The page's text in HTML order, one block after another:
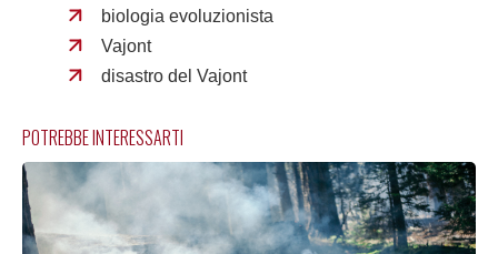
biologia evoluzionista
Vajont
disastro del Vajont
POTREBBE INTERESSARTI